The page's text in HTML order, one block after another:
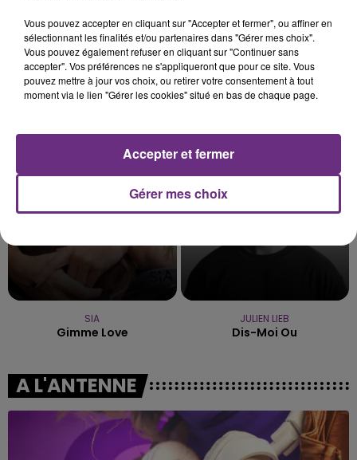
TEDDY SWIMS
SIA
Gimme Love
16h06
16h06
JULIEN LIEB
Dis-Moi Ou
A L'ANTENNE
Vous pouvez accepter en cliquant sur "Accepter et fermer", ou affiner en
sélectionnant les finalités et/ou partenaires dans "Gérer mes choix".
Vous pouvez également refuser en cliquant sur "Continuer sans
accepter". Vos préférences ne s'appliqueront que pour ce site. Vous
pouvez mettre à jour vos choix, ou retirer votre consentement à tout
moment via le lien "Gérer les cookies" situé en bas de chaque page.
Gérer mes choix
Accepter et fermer